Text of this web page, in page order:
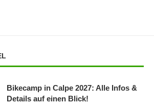
Bikecamp in Calpe 2027: Alle Infos &
Details auf einen Blick!